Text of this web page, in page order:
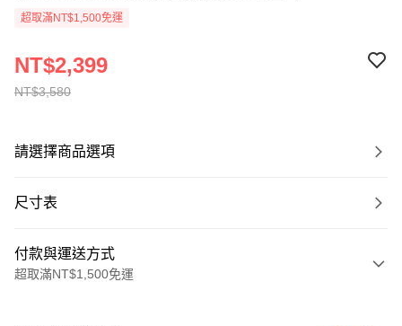
超取滿NT$1,500免運
NT$3,580
NT$2,399
請選擇商品選項
尺寸表
付款與運送方式
超取滿NT$1,500免運